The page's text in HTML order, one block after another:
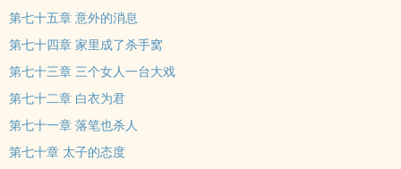
第七十五章 意外的消息
第七十四章 家里成了杀手窝
第七十三章 三个女人一台大戏
第七十二章 白衣为君
第七十一章 落笔也杀人
第七十章 太子的态度